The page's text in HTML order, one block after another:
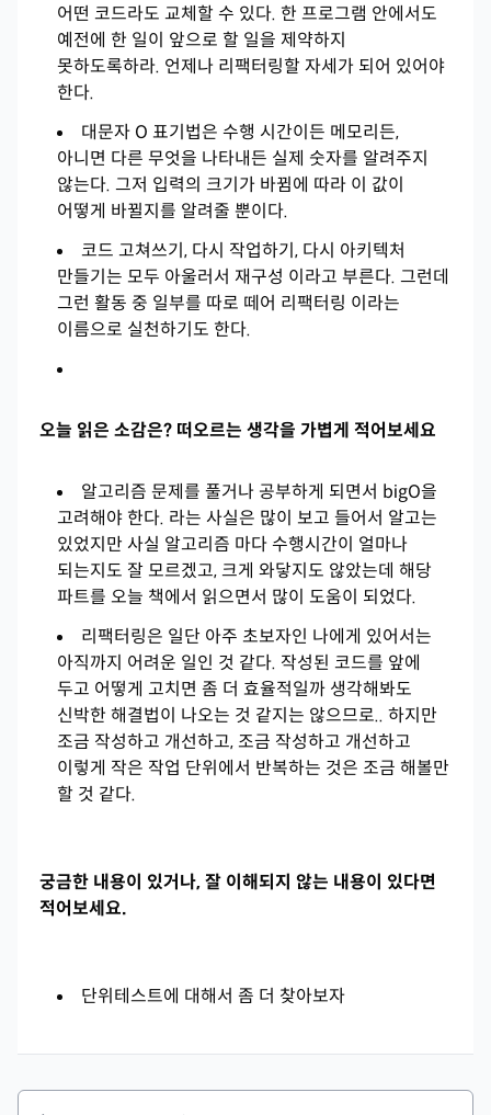
어떤 코드라도 교체할 수 있다. 한 프로그램 안에서도
예전에 한 일이 앞으로 할 일을 제약하지
못하도록하라. 언제나 리팩터링할 자세가 되어 있어야
한다.
대문자 O 표기법은 수행 시간이든 메모리든,
아니면 다른 무엇을 나타내든 실제 숫자를 알려주지
않는다. 그저 입력의 크기가 바뀜에 따라 이 값이
어떻게 바뀔지를 알려줄 뿐이다.
코드 고쳐쓰기, 다시 작업하기, 다시 아키텍처
만들기는 모두 아울러서 재구성 이라고 부른다. 그런데
그런 활동 중 일부를 따로 떼어 리팩터링 이라는
이름으로 실천하기도 한다.
오늘 읽은 소감은? 떠오르는 생각을 가볍게 적어보세요
알고리즘 문제를 풀거나 공부하게 되면서 bigO을
고려해야 한다. 라는 사실은 많이 보고 들어서 알고는
있었지만 사실 알고리즘 마다 수행시간이 얼마나
되는지도 잘 모르겠고, 크게 와닿지도 않았는데 해당
파트를 오늘 책에서 읽으면서 많이 도움이 되었다.
리팩터링은 일단 아주 초보자인 나에게 있어서는
아직까지 어려운 일인 것 같다. 작성된 코드를 앞에
두고 어떻게 고치면 좀 더 효율적일까 생각해봐도
신박한 해결법이 나오는 것 같지는 않으므로.. 하지만
조금 작성하고 개선하고, 조금 작성하고 개선하고
이렇게 작은 작업 단위에서 반복하는 것은 조금 해볼만
할 것 같다.
궁금한 내용이 있거나, 잘 이해되지 않는 내용이 있다면
적어보세요.
단위테스트에 대해서 좀 더 찾아보자